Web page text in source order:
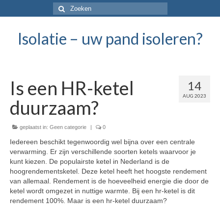
Isolatie – uw pand isoleren?
14
AUG 2023
Is een HR-ketel
duurzaam?
geplaatst in: Geen categorie | 0
Iedereen beschikt tegenwoordig wel bijna over een centrale
verwarming. Er zijn verschillende soorten ketels waarvoor je
kunt kiezen. De populairste ketel in Nederland is de
hoogrendementsketel. Deze ketel heeft het hoogste rendement
van allemaal. Rendement is de hoeveelheid energie die door de
ketel wordt omgezet in nuttige warmte. Bij een hr-ketel is dit
rendement 100%. Maar is een hr-ketel duurzaam?